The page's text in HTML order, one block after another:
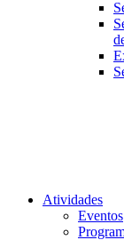
Atividades
Eventos